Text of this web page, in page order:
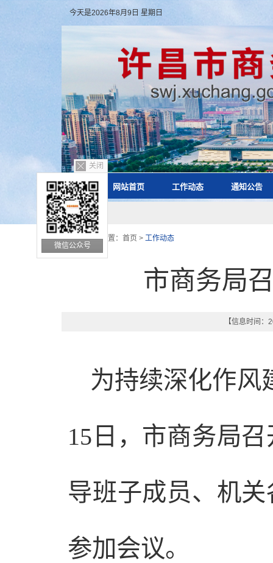
今天是2026年8月9日 星期日
网站首页 工作动态 通知公告
关闭
微信公众号
您的位置： 首页 > 工作动态
市商务局
【信息时间
为持续深化作风
15日，市商务局
导班子成员、机
参加会议。